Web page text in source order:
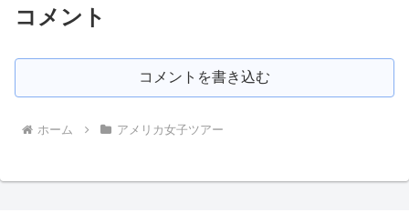
コメント
コメントを書き込む
ホーム アメリカ女子ツアー